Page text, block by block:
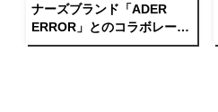
ナーズブランド「ADER
ERROR」とのコラボレーシ
ョンを発表！